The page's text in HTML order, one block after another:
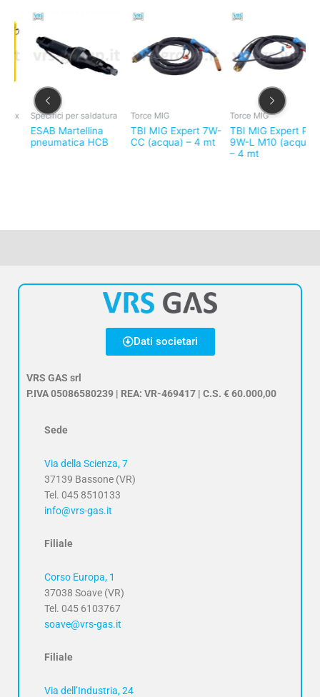
Specifici per saldatura
ESAB Martellina
pneumatica HCB
Torce MIG
TBI MIG Expert 7W-
CC (acqua) – 4 mt
Torce MIG
TBI MIG Expert Plus
9W-L M10 (acqua)
– 4 mt
Dati societari
VRS GAS srl
P.IVA 05086580239 | REA: VR-469417 | C.S. € 60.000,00
Sede
Via della Scienza, 7
37139 Bassone (VR)
Tel. 045 8510133
info@vrs-gas.it
Filiale
Corso Europa, 1
37038 Soave (VR)
Tel. 045 6103767
soave@vrs-gas.it
Filiale
Via dell’Industria, 24